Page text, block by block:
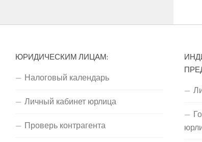
ЮРИДИЧЕСКИМ ЛИЦАМ:
Налоговый календарь
Личный кабинет юрлица
Проверь контрагента